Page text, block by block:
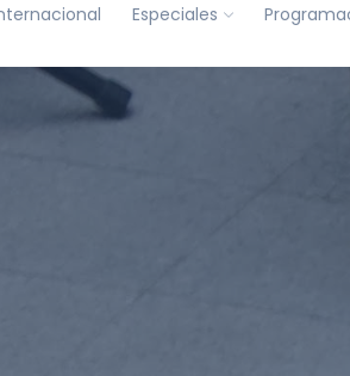
Especiales